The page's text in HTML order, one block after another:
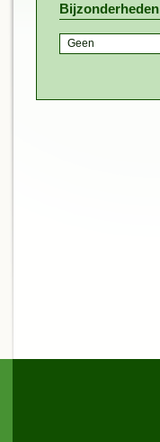
Bijzonderheden
Geen